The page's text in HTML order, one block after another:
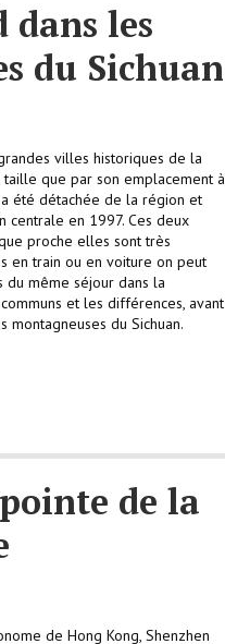
dans les
du Sichuan
villes historiques de la
que par son emplacement à
été détachée de la région et
centrale en 1997. Ces deux
proche elles sont très
en train ou en voiture on peut
même séjour dans la
et les différences, avant
montagneuses du Sichuan.
de la
de Hong Kong, Shenzhen